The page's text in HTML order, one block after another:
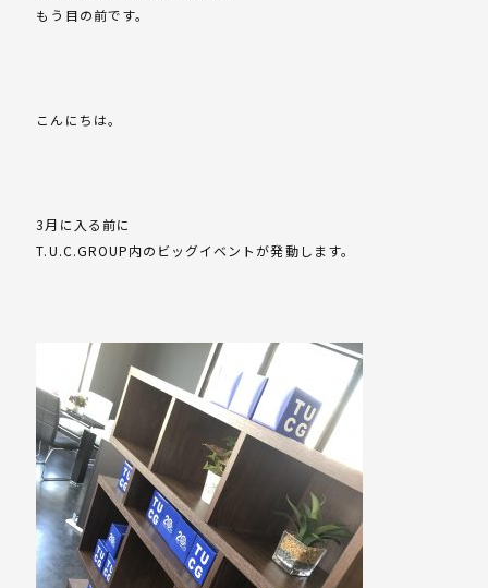
もう目の前です。
こんにちは。
3月に入る前に
T.U.C.GROUP内のビッグイベントが発動します。